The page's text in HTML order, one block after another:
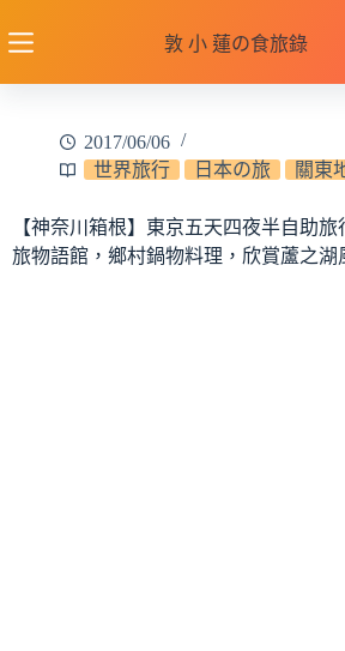
至
敦 小 蓮の食旅錄
2017/06/06
世界旅行
日本の旅 關東
【神奈川箱根】東京五天四夜半自助
旅物語館，鄉村鍋物料理，欣賞蘆之湖